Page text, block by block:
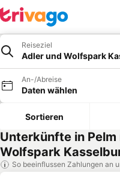
Reiseziel
Adler und Wolfspark
An-/Abreise
Daten wählen
Sortieren
Unterkünfte in Pelm
Wolfspark
So beeinflussen Zahlungen an